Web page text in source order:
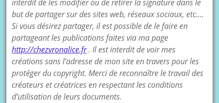
interdit de les modifier ou de retirer la signature dans le
but de partager sur des sites web, réseaux sociaux, etc….
Si vous désirez partager, il est possible de le faire en
partageant les publications faites via ma page
http://chezvronalice.fr. Il est interdit de voir mes
créations sans l’adresse de mon site en travers pour les
protéger du copyright. Merci de reconnaître le travail des
créateurs et créatrices en respectant les conditions
d’utilisation de leurs documents.